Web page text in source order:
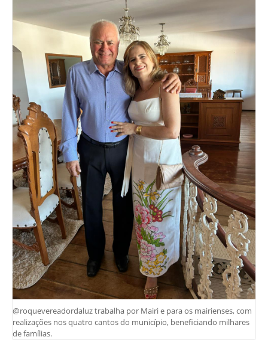
@roquevereadordaluz trabalha por Mairi e para os mairienses, com
realizações nos quatro cantos do município, beneficiando milhares
de famílias.